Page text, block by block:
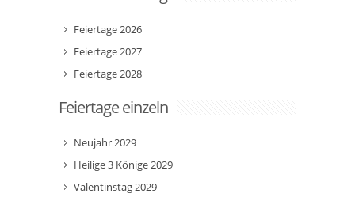
Feiertage 2026
Feiertage 2027
Feiertage 2028
Feiertage einzeln
Neujahr 2029
Heilige 3 Könige 2029
Valentinstag 2029